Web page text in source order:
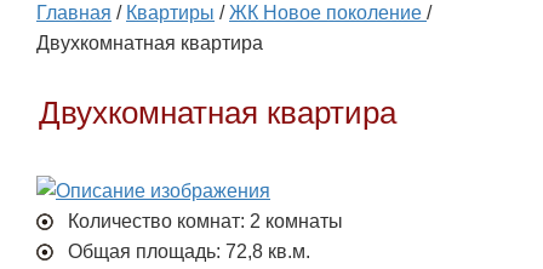
Главная / Квартиры /ЖК Новое поколение /
Двухкомнатная квартира
Двухкомнатная квартира
Количество комнат: 2 комнаты
Общая площадь: 72,8 кв.м.